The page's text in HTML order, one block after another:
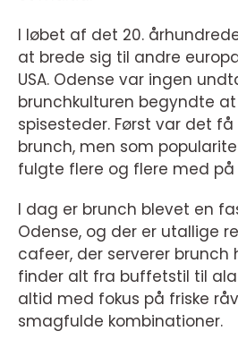
I løbet af det 20.
at brede sig til andre
USA. Odense var ingen
brunchkulturen begyndte
spisesteder. Først var det
brunch, men som
fulgte flere og flere med på
I dag er brunch blevet en
Odense, og der er utallige
cafeer, der serverer brunch
finder alt fra buffetstil til
altid med fokus på friske
smagfulde kombinationer.